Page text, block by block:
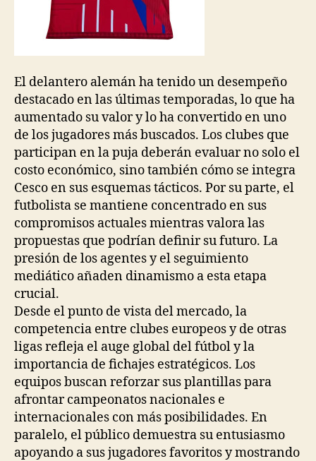
El delantero alemán ha tenido un desempeño
destacado en las últimas temporadas, lo que ha
aumentado su valor y lo ha convertido en uno
de los jugadores más buscados. Los clubes que
participan en la puja deberán evaluar no solo el
costo económico, sino también cómo se integra
Cesco en sus esquemas tácticos. Por su parte, el
futbolista se mantiene concentrado en sus
compromisos actuales mientras valora las
propuestas que podrían definir su futuro. La
presión de los agentes y el seguimiento
mediático añaden dinamismo a esta etapa
crucial.
Desde el punto de vista del mercado, la
competencia entre clubes europeos y de otras
ligas refleja el auge global del fútbol y la
importancia de fichajes estratégicos. Los
equipos buscan reforzar sus plantillas para
afrontar campeonatos nacionales e
internacionales con más posibilidades. En
paralelo, el público demuestra su entusiasmo
apoyando a sus jugadores favoritos y mostrando